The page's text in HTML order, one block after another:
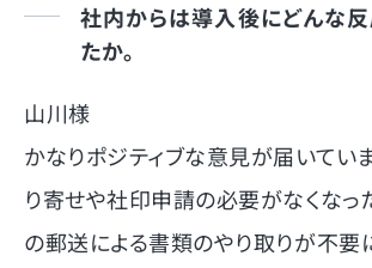
社内からは導入後にどんな
たか。
山川様
かなりポジティブな意見が届いてい
り寄せや社印申請の必要がなくなっ
の郵送による書類のやり取りが不要